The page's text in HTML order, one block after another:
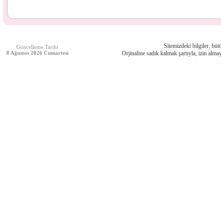
Güncelleme Tarihi
8 Ağustos 2026 Cumartesi
Sitemizdeki bilgiler,
Orjinaline sadık kalmak şartıyla, izin